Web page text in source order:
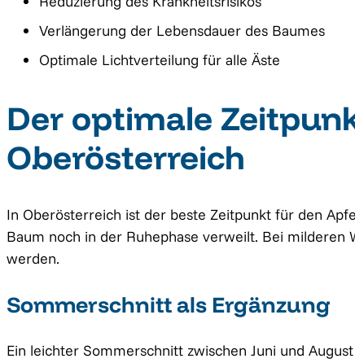
Verlängerung der Lebensdauer des Baumes
Optimale Lichtverteilung für alle Äste
Der optimale
Oberösterreich
In Oberösterreich ist der beste Zeitpunkt für den
Baum noch in der Ruhephase verweilt. Bei
werden.
Sommerschnitt als Ergänzung
Ein leichter Sommerschnitt zwischen Juni und